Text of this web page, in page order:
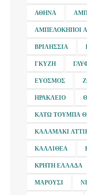
ΑΘΉΝΑ
ΑΜΠΕΛΌΚΗΠΟΙ
ΒΡΙΛΉΣΣΙΑ
ΓΚΎΖΗ
ΕΎΟΣΜΟΣ
ΗΡΆΚΛΕΙΟ
ΚΆΤΩ ΤΟΎΜΠΑ
ΚΑΛΑΜΆΚΙ
ΚΑΛΛΙΘΈΑ
ΚΡΉΤΗ ΕΛΛΆΔΑ
ΜΑΡΟΎΣΙ